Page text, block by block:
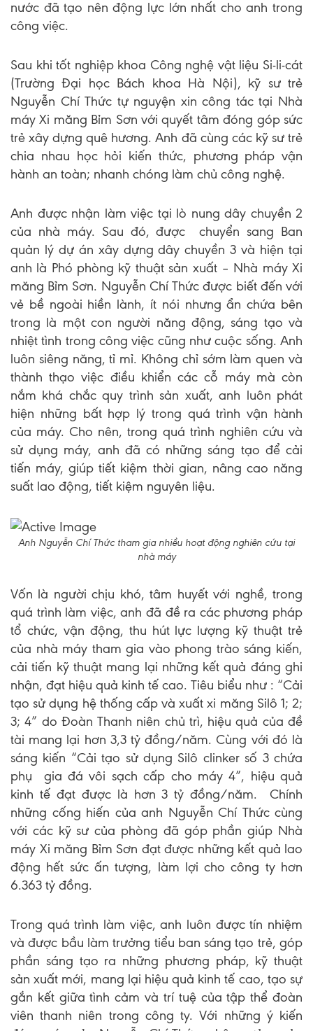
nước đã tạo nên động lực lớn nhất cho anh trong
công việc.
Sau khi tốt nghiệp khoa Công nghệ vật liệu Si-li-cát
(Trường Đại học Bách khoa Hà Nội), kỹ sư trẻ
Nguyễn Chí Thức tự nguyện xin công tác tại Nhà
máy Xi măng Bỉm Sơn với quyết tâm đóng góp sức
trẻ xây dựng quê hương. Anh đã cùng các kỹ sư trẻ
chia nhau học hỏi kiến thức, phương pháp vận
hành an toàn; nhanh chóng làm chủ công nghệ.
Anh được nhận làm việc tại lò nung dây chuyền 2
của nhà máy. Sau đó, được chuyển sang Ban
quản lý dự án xây dựng dây chuyền 3 và hiện tại
anh là Phó phòng kỹ thuật sản xuất – Nhà máy Xi
măng Bỉm Sơn. Nguyễn Chí Thức được biết đến với
vẻ bề ngoài hiền lành, ít nói nhưng ẩn chứa bên
trong là một con người năng động, sáng tạo và
nhiệt tình trong công việc cũng như cuộc sống. Anh
luôn siêng năng, tỉ mỉ. Không chỉ sớm làm quen và
thành thạo việc điều khiển các cỗ máy mà còn
nắm khá chắc quy trình sản xuất, anh luôn phát
hiện những bất hợp lý trong quá trình vận hành
của máy. Cho nên, trong quá trình nghiên cứu và
sử dụng máy, anh đã có những sáng tạo để cải
tiến máy, giúp tiết kiệm thời gian, nâng cao năng
suất lao động, tiết kiệm nguyên liệu.
Anh Nguyễn Chí Thức tham gia nhiều hoạt động nghiên cứu tại
nhà máy
Vốn là người chịu khó, tâm huyết với nghề, trong
quá trình làm việc, anh đã đề ra các phương pháp
tổ chức, vận động, thu hút lực lượng kỹ thuật trẻ
của nhà máy tham gia vào phong trào sáng kiến,
cải tiến kỹ thuật mang lại những kết quả đáng ghi
nhận, đạt hiệu quả kinh tế cao. Tiêu biểu như : “Cải
tạo sử dụng hệ thống cấp và xuất xi măng Silô 1; 2;
3; 4” do Đoàn Thanh niên chủ trì, hiệu quả của đề
tài mang lại hơn 3,3 tỷ đồng/năm. Cùng với đó là
sáng kiến “Cải tạo sử dụng Silô clinker số 3 chứa
phụ gia đá vôi sạch cấp cho máy 4”, hiệu quả
kinh tế đạt được là hơn 3 tỷ đồng/năm. Chính
những cống hiến của anh Nguyễn Chí Thức cùng
với các kỹ sư của phòng đã góp phần giúp Nhà
máy Xi măng Bỉm Sơn đạt được những kết quả lao
động hết sức ấn tượng, làm lợi cho công ty hơn
6.363 tỷ đồng.
Trong quá trình làm việc, anh luôn được tín nhiệm
và được bầu làm trưởng tiểu ban sáng tạo trẻ, góp
phần sáng tạo ra những phương pháp, kỹ thuật
sản xuất mới, mang lại hiệu quả kinh tế cao, tạo sự
gắn kết giữa tình cảm và trí tuệ của tập thể đoàn
viên thanh niên trong công ty. Với những ý kiến